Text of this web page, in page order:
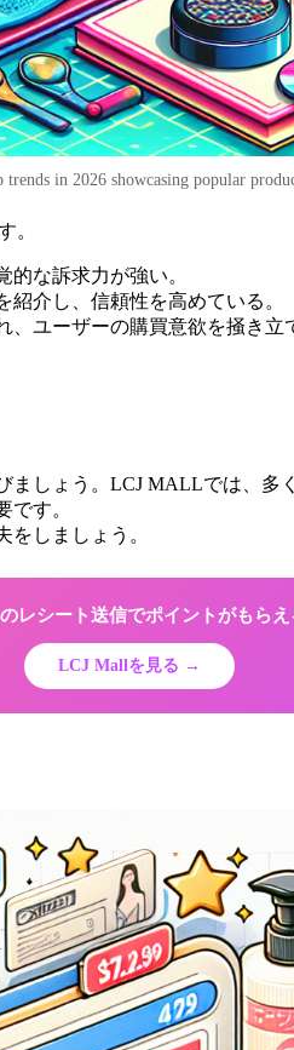
in 2026 showcasing popular
。
な訴求力が強い。
介し、信頼性を高めている。
ユーザーの購買意欲を掻き立
しょう。LCJ MALLでは、多
す。
しましょう。
レシート送信でポイントがもら
LCJ Mallを見る →